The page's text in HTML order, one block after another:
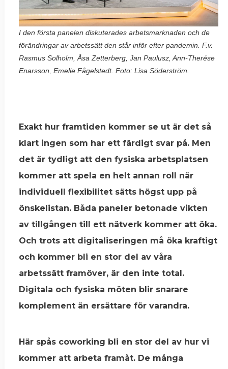
I den första panelen diskuterades arbetsmarknaden och de
förändringar av arbetssätt den står inför efter pandemin. F.v.
Rasmus Solholm, Åsa Zetterberg, Jan Paulusz, Ann-Therése
Enarsson, Emelie Fågelstedt. Foto: Lisa Söderström.
Exakt hur framtiden kommer se ut är det så
klart ingen som har ett färdigt svar på. Men
det är tydligt att den fysiska arbetsplatsen
kommer att spela en helt annan roll när
individuell flexibilitet sätts högst upp på
önskelistan. Båda paneler betonade vikten
av tillgången till ett nätverk kommer att öka.
Och trots att digitaliseringen må öka kraftigt
och kommer bli en stor del av våra
arbetssätt framöver, är den inte total.
Digitala och fysiska möten blir snarare
komplement än ersättare för varandra.
Här spås coworking bli en stor del av hur vi
kommer att arbeta framåt. De många